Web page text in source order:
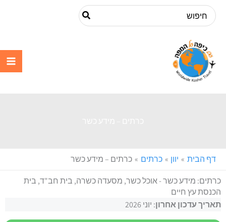
דילוג
לתוכן
Search
for:
דף הבית יוון כרתים כרתים – מידע כשר
כרתים: מידע כשר - אוכל כשר, מסעדה כשרה, בית חב"ד, בית
הכנסת עץ חיים
תאריך עדכון אחרון: יוני 2026